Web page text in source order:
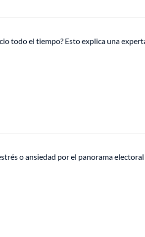
todo el tiempo? Esto explica una
o ansiedad por el panorama